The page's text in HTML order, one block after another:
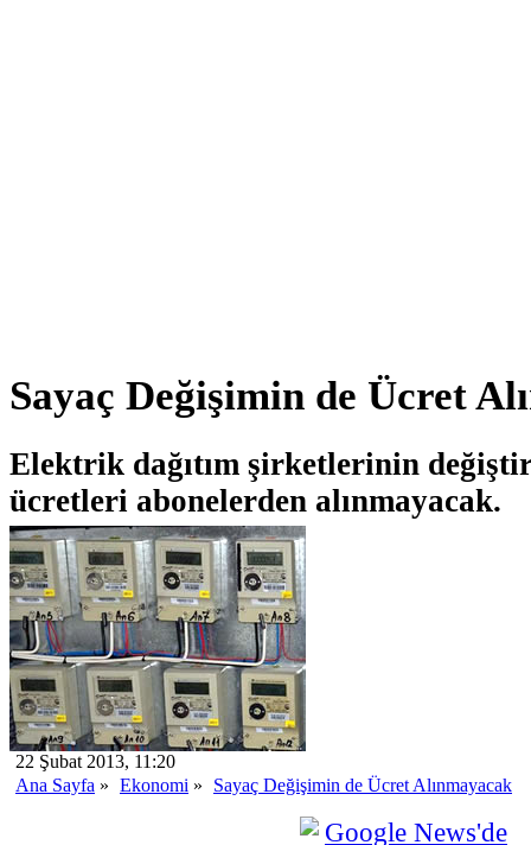
Sayaç Değişimin de Ücret
Elektrik dağıtım şirketlerinin
ücretleri abonelerden alınmayacak.
22 Şubat 2013, 11:20
Ana Sayfa » Ekonomi » Sayaç Değişimin de Ücret Alınmayacak